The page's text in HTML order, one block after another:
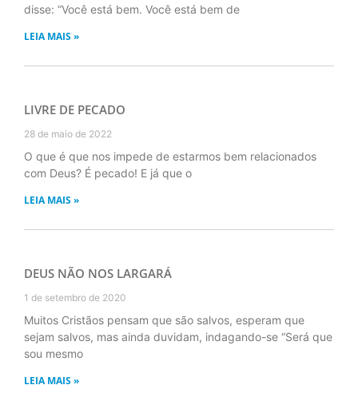
disse: “Você está bem. Você está bem de
LEIA MAIS »
LIVRE DE PECADO
28 de maio de 2022
O que é que nos impede de estarmos bem relacionados
com Deus? É pecado! E já que o
LEIA MAIS »
DEUS NÃO NOS LARGARÁ
1 de setembro de 2020
Muitos Cristãos pensam que são salvos, esperam que
sejam salvos, mas ainda duvidam, indagando-se “Será que
sou mesmo
LEIA MAIS »